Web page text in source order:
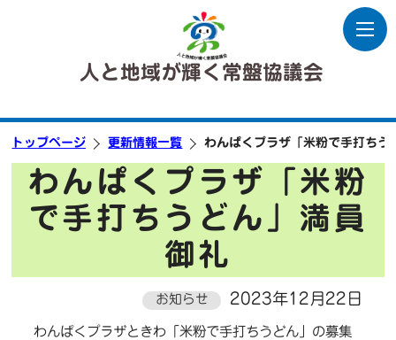
人と地域が輝く常盤協議会
トップページ 更新情報一覧 わんぱくプラザ「米粉で手打ちう
わんぱくプラザ「米粉
で手打ちうどん」満員
御礼
お知らせ 2023年12月22日
わんぱくプラザときわ「米粉で手打ちうどん」の募集